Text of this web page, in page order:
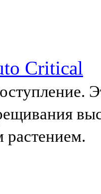
Critical
растением.